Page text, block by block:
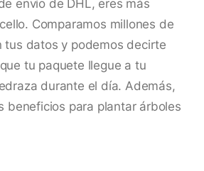
envío de DHL, eres más
Comparamos millones de
tus datos y podemos decirte
tu paquete llegue a tu
durante el día. Además,
beneficios para plantar árboles